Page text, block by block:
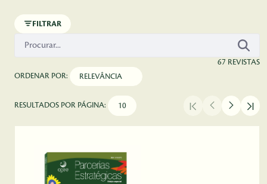
FILTRAR
67 REVISTAS
ORDENAR POR:
RESULTADOS POR PÁGINA: